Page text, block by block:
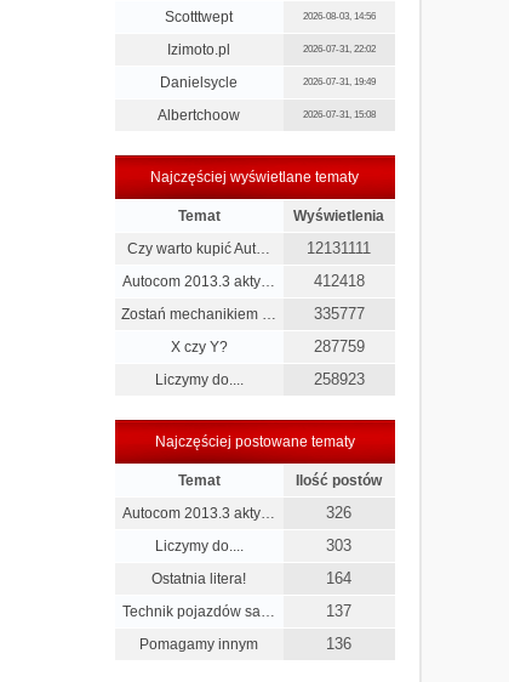
Scotttwept 2026-08-03, 14:56
Izimoto.pl 2026-07-31, 22:02
Danielsycle 2026-07-31, 19:49
Albertchoow 2026-07-31, 15:08
Najczęściej wyświetlane tematy
Temat
Wyświetlenia
Czy warto kupić Aut…
12131111
Autocom 2013.3 akty… 412418
Zostań mechanikiem … 335777
X czy Y? 287759
Liczymy do.... 258923
Najczęściej postowane tematy
Temat
Ilość postów
Autocom 2013.3 akty…
326
Liczymy do.... 303
Ostatnia litera! 164
Technik pojazdów sa… 137
Pomagamy innym 136